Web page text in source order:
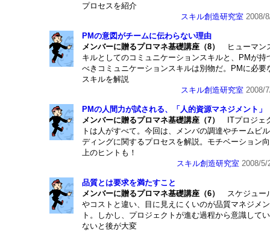
プロセスを紹介
スキル創造研究室 2008/
PMの意図がチームに伝わらない理由
メンバーに贈るプロマネ基礎講座（8）
ヒューマン
キルとしてのコミュニケーションスキルと、PMが持
べきコミュニケーションスキルは別物だ。PMに必要
スキルを解説
スキル創造研究室 2008/
PMの人間力が試される、「人的資源マネジメント」
メンバーに贈るプロマネ基礎講座（7）
ITプロジェ
トは人がすべて。今回は、メンバの調達やチームビル
ディングに関するプロセスを解説。モチベーション向
上のヒントも！
スキル創造研究室 2008/5/
品質とは要求を満たすこと
メンバーに贈るプロマネ基礎講座（6） スケジュー
やコストと違い、目に見えにくいのが品質マネジメン
ト。しかし、プロジェクトが進む過程から意識してい
ないと後が大変